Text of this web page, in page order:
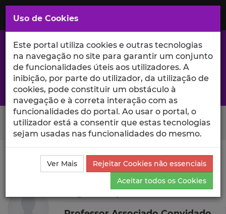
Saltar
para
Conteúdo
Principal
A excelência da investigação e ciência no Iscte
Search Button
Ciência_Iscte Autores
Miguel Filipe Pardal Cabrita
Currículo
Miguel Filipe Pardal Cabrita
Uso de Cookies
Este portal utiliza cookies e outras tecnologias
na navegação no site para garantir um conjunto
de funcionalidades úteis aos utilizadores. A
inibição, por parte do utilizador, da utilização de
cookies, pode constituir um obstáculo à
navegação e à correta interação com as
funcionalidades do portal. Ao usar o portal, o
utilizador está a consentir que estas tecnologias
sejam usadas nas funcionalidades do mesmo.
Ver Mais
Rejeitar Cookies não essenciais
Aceitar todos os Cookies